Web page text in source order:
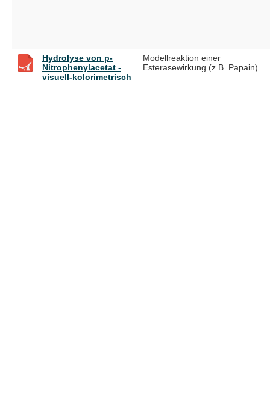
Hydrolyse von p-
Nitrophenylacetat -
visuell-kolorimetrisch
Modellreaktion einer
Esterasewirkung (z.B. Papain)